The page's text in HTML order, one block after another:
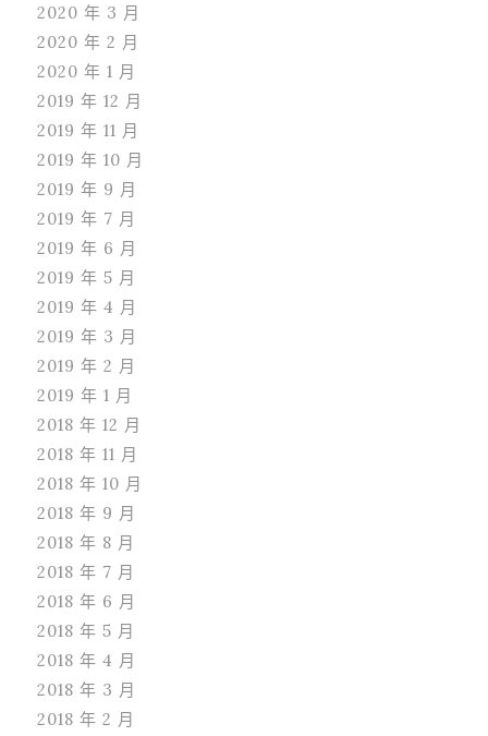
2020 年 3 月
2020 年 2 月
2020 年 1 月
2019 年 12 月
2019 年 11 月
2019 年 10 月
2019 年 9 月
2019 年 7 月
2019 年 6 月
2019 年 5 月
2019 年 4 月
2019 年 3 月
2019 年 2 月
2019 年 1 月
2018 年 12 月
2018 年 11 月
2018 年 10 月
2018 年 9 月
2018 年 8 月
2018 年 7 月
2018 年 6 月
2018 年 5 月
2018 年 4 月
2018 年 3 月
2018 年 2 月